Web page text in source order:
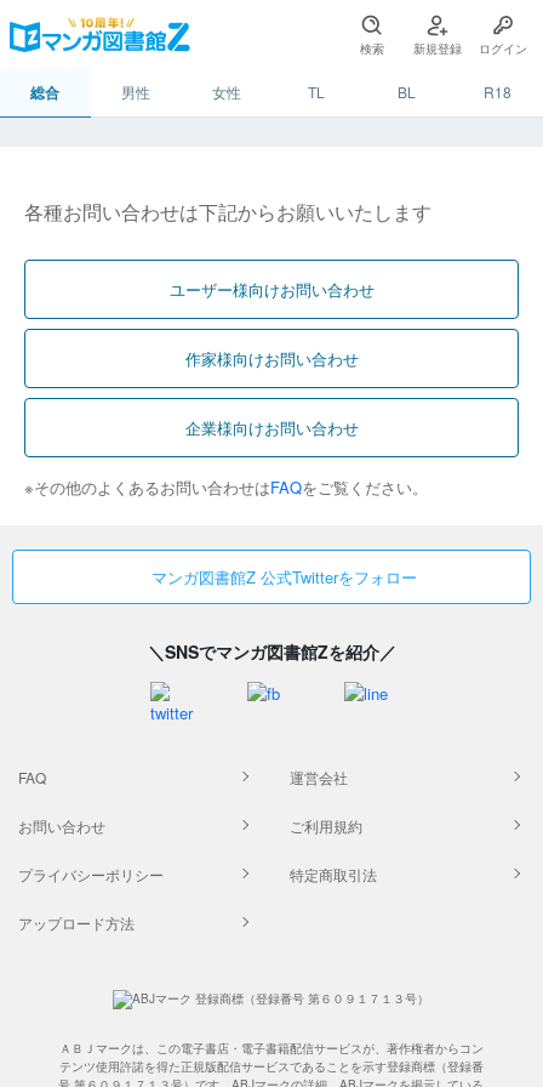
検索 新規登録 ログイン
総合 男性 女性 TL BL R18
各種お問い合わせは下記からお願いいたします
ユーザー様向けお問い合わせ
作家様向けお問い合わせ
企業様向けお問い合わせ
※その他のよくあるお問い合わせはFAQをご覧ください。
マンガ図書館Z 公式Twitterをフォロー
＼SNSでマンガ図書館Zを紹介／
FAQ 運営会社
お問い合わせ ご利用規約
プライバシーポリシー 特定商取引法
アップロード方法
ＡＢＪマークは、この電子書店・電子書籍配信サービスが、著作権者からコン
テンツ使用許諾を得た正規版配信サービスであることを示す登録商標（登録番